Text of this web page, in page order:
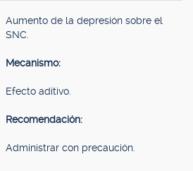
Aumento de la depresión sobre el
SNC.
Mecanismo:
Efecto aditivo.
Recomendación:
Administrar con precaución.